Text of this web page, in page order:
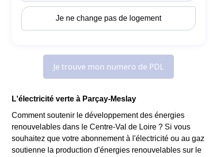
L'électricité verte à Parçay-Meslay
Comment soutenir le développement des énergies
renouvelables dans le Centre-Val de Loire ? Si vous
souhaitez que votre abonnement à l'électricité ou au gaz
soutienne la production d'énergies renouvelables sur le